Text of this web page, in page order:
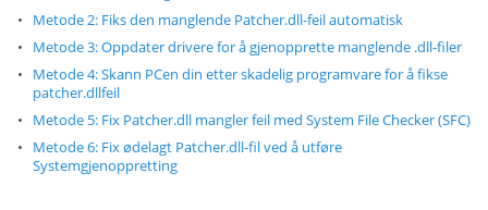
Metode 2: Fiks den manglende Patcher.dll-feil automatisk
Metode 3: Oppdater drivere for å gjenopprette manglende .dll-filer
Metode 4: Skann PCen din etter skadelig programvare for å fikse
patcher.dllfeil
Metode 5: Fix Patcher.dll mangler feil med System File Checker (SFC)
Metode 6: Fix ødelagt Patcher.dll-fil ved å utføre
Systemgjenoppretting